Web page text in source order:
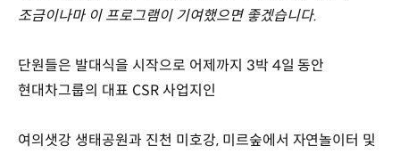
조금이나마 이 프로그램이 기여했으면 좋겠습니다.
단원들은 발대식을 시작으로 어제까지 3박 4일 동안
현대차그룹의 대표 CSR 사업지인
여의샛강 생태공원과 진천 미호강, 미르숲에서 자연놀이터 및